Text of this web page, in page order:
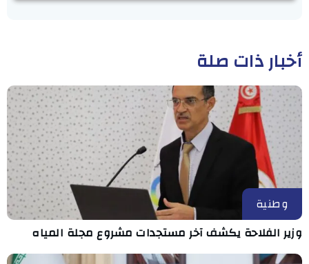
أخبار ذات صلة
وطنية
وزير الفلاحة يكشف آخر مستجدات مشروع مجلة المياه